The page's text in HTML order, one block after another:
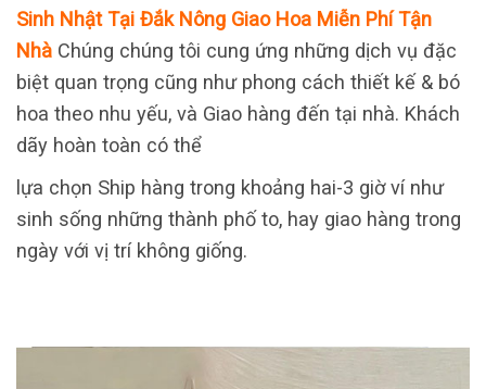
Sinh Nhật Tại Đắk Nông Giao Hoa Miễn Phí Tận
Nhà Chúng chúng tôi cung ứng những dịch vụ đặc
biệt quan trọng cũng như phong cách thiết kế & bó
hoa theo nhu yếu, và Giao hàng đến tại nhà. Khách
dãy hoàn toàn có thể
lựa chọn Ship hàng trong khoảng hai-3 giờ ví như
sinh sống những thành phố to, hay giao hàng trong
ngày với vị trí không giống.